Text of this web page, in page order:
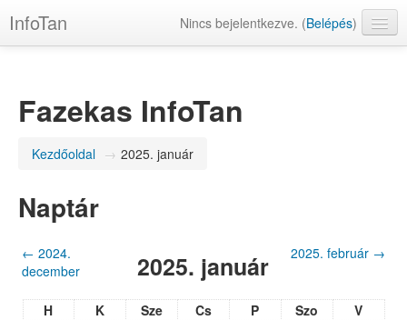
InfoTan Nincs bejelentkezve. (Belépés)
Fazekas InfoTan
Kezdőoldal → 2025. január
Naptár
← 2024.
december
2025. január 2025. február →
H K Sze Cs P Szo
V